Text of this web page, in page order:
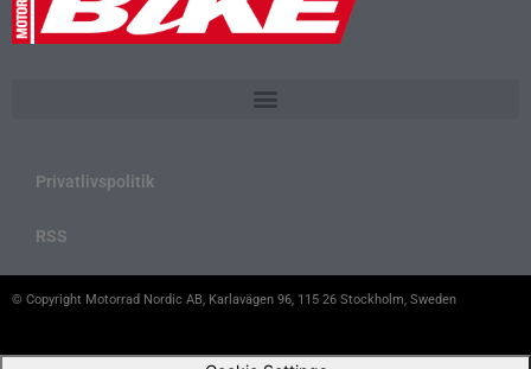
Privatlivspolitik
RSS
© Copyright Motorrad Nordic AB, Karlavägen 96, 115 26 Stockholm, Sweden